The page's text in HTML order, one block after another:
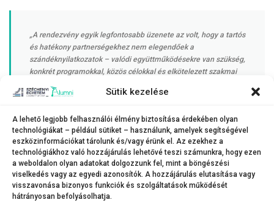
Sütik kezelése
A lehető legjobb felhasználói élmény biztosítása érdekében olyan
technológiákat – például sütiket – használunk, amelyek segítségével
eszközinformációkat tárolunk és/vagy érünk el. Az ezekhez a
technológiákhoz való hozzájárulás lehetővé teszi számunkra, hogy ezen
a weboldalon olyan adatokat dolgozzunk fel, mint a böngészési
viselkedés vagy az egyedi azonosítók. A hozzájárulás elutasítása vagy
visszavonása bizonyos funkciók és szolgáltatások működését
hátrányosan befolyásolhatja.
„A rendezvény egyik legfontosabb üzenete az volt, hogy a tartós
és hatékony partnerségekhez nem elegendőek a
szándéknyilatkozatok – valódi együttműködésekre van szükség,
konkrét programokkal, közös célokkal és elkötelezett szakmai
– fejtette ki dr. Lukács Eszter. Hozzátette, hogy a találkozó
eredményeként célzottan keresik meg azokat az ázsiai intézményeket,
amelyekkel kettős képzések, nemzetközi kutatási projektek vagy
ösztöndíjprogramok indíthatók.